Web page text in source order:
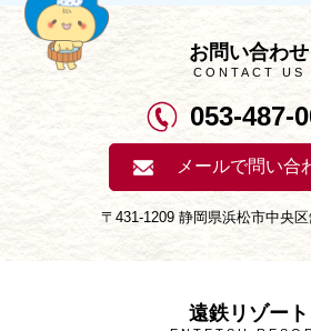
お問い合わせ
CONTACT US
053-487-
メールで問い合
〒431-1209 静岡県浜松市中央区
遠鉄リゾート